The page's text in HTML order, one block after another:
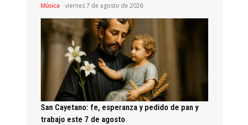
Música viernes 7 de agosto de 2026
San Cayetano: fe, esperanza y pedido de pan y
trabajo este 7 de agosto